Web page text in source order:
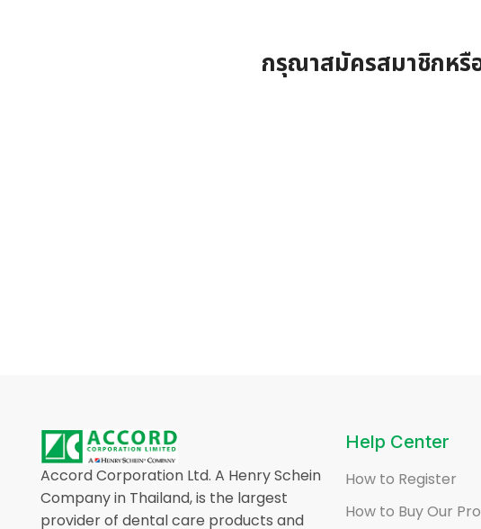
กรุณาสมัครสมาชิกหรื
Accord Corporation Ltd. A Henry Schein
Company in Thailand, is the largest
provider of dental care products and
Help Center
How to Register
How to Buy Our